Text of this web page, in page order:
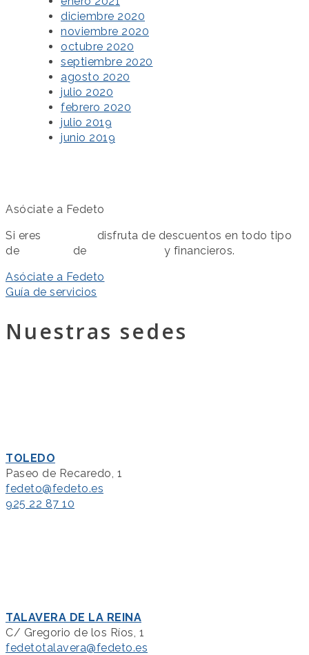
diciembre 2020
noviembre 2020
octubre 2020
septiembre 2020
agosto 2020
julio 2020
febrero 2020
julio 2019
junio 2019
Asóciate a Fedeto
Si eres
disfruta de descuentos en todo tipo
de
de
y financieros.
Asóciate a Fedeto
Guía de servicios
Nuestras sedes
TOLEDO
Paseo de Recaredo, 1
fedeto@fedeto.es
925 22 87 10
TALAVERA DE LA REINA
C/ Gregorio de los Ríos, 1
fedetotalavera@fedeto.es